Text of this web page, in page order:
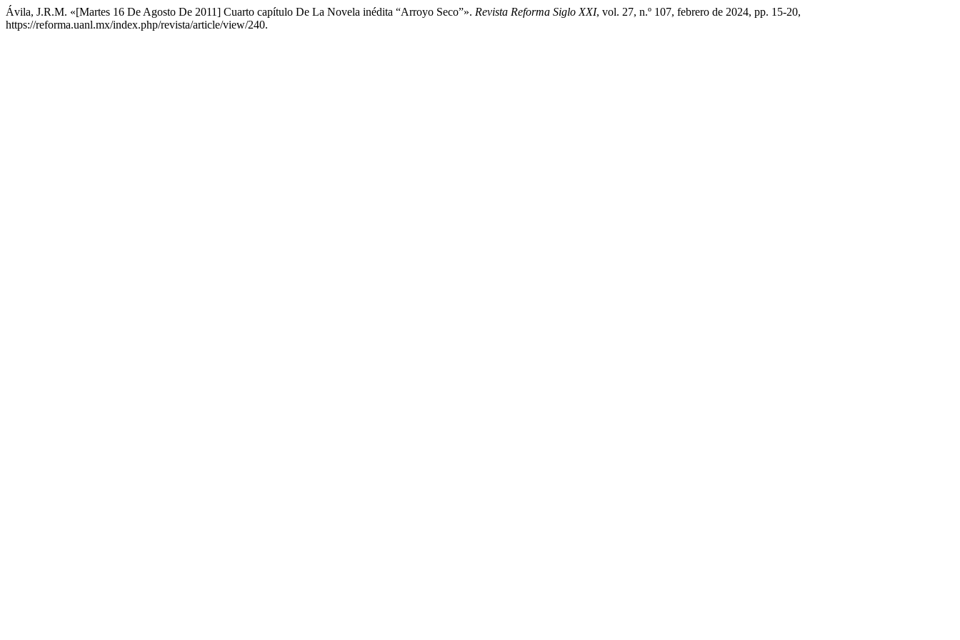
Ávila, J.R.M. «[Martes 16 De Agosto De 2011] Cuarto capítulo De La Novela inédita “Arroyo Seco”». Revista Reforma Siglo XXI, vol. 27, n.º 107, febrero de 2024, pp. 15-20,
https://reforma.uanl.mx/index.php/revista/article/view/240.